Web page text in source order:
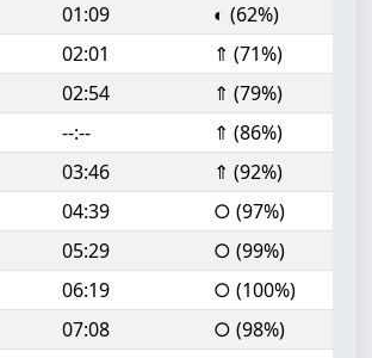
01:09
◐ (62%)
02:01
⇑ (71%)
02:54
⇑ (79%)
--:--
⇑ (86%)
03:46
⇑ (92%)
04:39
○ (97%)
05:29
○ (99%)
06:19
○ (100%)
07:08
○ (98%)